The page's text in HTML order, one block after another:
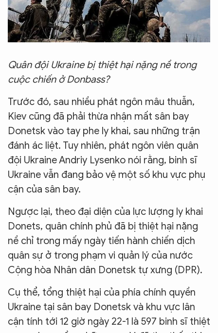
Quân đội Ukraine bị thiệt hại nặng nề trong
cuộc chiến ở Donbass?
Trước đó, sau nhiều phát ngôn mâu thuẫn,
Kiev cũng đã phải thừa nhận mất sân bay
Donetsk vào tay phe ly khai, sau những trận
đánh ác liệt. Tuy nhiên, phát ngôn viên quân
đội Ukraine Andriy Lysenko nói rằng, binh sĩ
Ukraine vẫn đang bảo vệ một số khu vực phụ
cận của sân bay.
Ngược lại, theo đại diện của lực lượng ly khai
Donets, quân chính phủ đã bị thiệt hại nặng
nề chỉ trong mấy ngày tiến hành chiến dịch
quân sự ở trong phạm vi quản lý của nước
Cộng hòa Nhân dân Donetsk tự xưng (DPR).
Cụ thể, tổng thiệt hại của phía chính quyền
Ukraine tại sân bay Donetsk và khu vực lân
cận tính tới 12 giờ ngày 22-1 là 597 binh sĩ thiệt